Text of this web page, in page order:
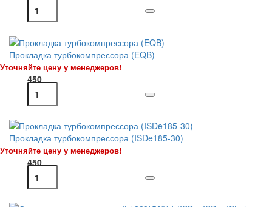
Прокладка турбокомпрессора (EQB)
Уточняйте цену у менеджеров!
450
Прокладка турбокомпрессора (ISDe185-30)
Уточняйте цену у менеджеров!
450